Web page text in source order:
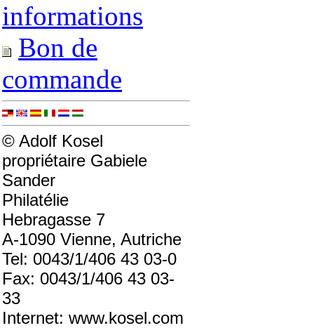
informations
Bon de
commande
© Adolf Kosel
propriétaire Gabiele
Sander
Philatélie
Hebragasse 7
A-1090 Vienne, Autriche
Tel: 0043/1/406 43 03-0
Fax: 0043/1/406 43 03-
33
Internet: www.kosel.com